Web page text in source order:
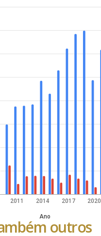
2011 2014 2017 2020
Ano
outros